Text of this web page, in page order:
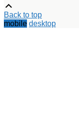
Up
Back to top
mobile desktop